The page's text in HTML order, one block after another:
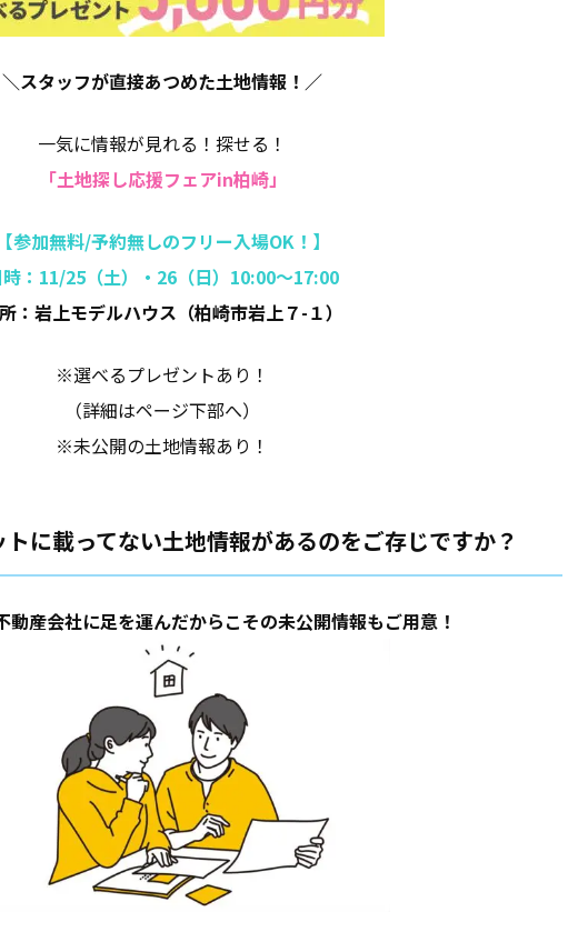
＼スタッフが直接あつめた土地情報！／
一気に情報が見れる！探せる！
「土地探し応援フェアin柏崎」
【参加無料/予約無しのフリー入場OK！】
時：11/25（土）・26（日）10:00～17:00
：岩上モデルハウス（柏崎市岩上７-１）
※選べるプレゼントあり！
（詳細はページ下部へ）
※未公開の土地情報あり！
に載ってない土地情報があるのをご存じですか？
動産会社に足を運んだからこその未公開情報もご用意！